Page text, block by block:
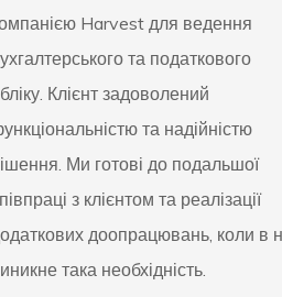
Harvest для ведення
та податкового
Клієнт задоволений
та надійністю
Ми готові до подальшої
з клієнтом та реалізації
доопрацювань, коли в
така необхідність.